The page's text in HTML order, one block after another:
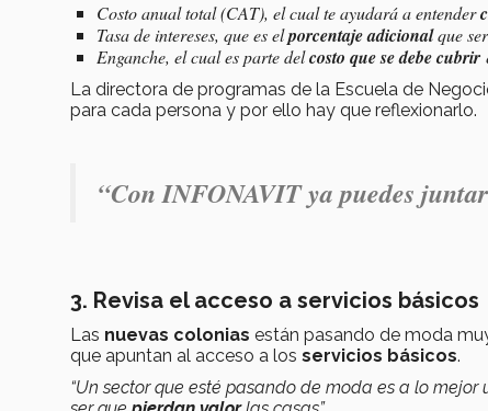
Costo anual total (CAT), el cual te ayudará a entender
Tasa de intereses, que es elporcentaje adicionalque
Enganche, el cual es parte delcosto que se debe cubrir
La directora de programas de la Escuela de
para cada persona y por ello hay que reflexionarlo.
“Con INFONAVIT ya puedes
3. Revisa el acceso a servicios básicos
Las nuevas colonias están pasando de moda
que apuntan al acceso a los servicios básicos.
“Un sector que esté pasando de moda es a lo